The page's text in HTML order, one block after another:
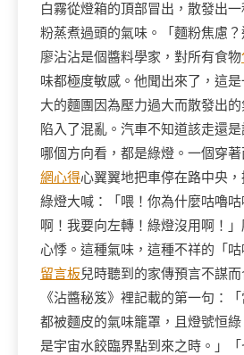
白霧從燈箱的頂部冒出，散發出
粉蒸煮過頭的氣味。「麵粉焦慮？
廖沾沾是個醬料學家，對所有食物
味都極度敏感。他聞出來了，這
大的麵團因為壓力過大而散發出
陷入了混亂。汽車不知道該走還
哪個方向看，都是綠燈。一個穿
網心得心翼翼地把車停在路中央
綠燈大喊：「喂！你為什麼咕嚕
啊！我要向左轉！綠燈沒用啊！
心悸。這種氣味，這種不祥的「
留言板兒時聽到的家傳預言不謀
《沾醬秘笈》裡記載的第一句：
都被麵皮的氣味籠罩，且燈號恒
是宇宙水餃臨界點到來之時。」